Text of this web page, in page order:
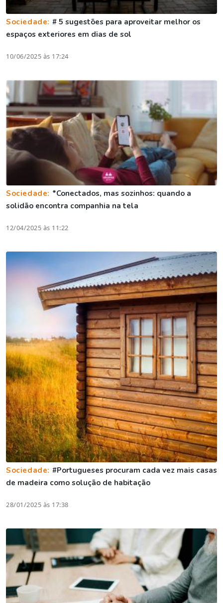
Sociedade: # 5 sugestões para aproveitar melhor os
espaços exteriores em dias de sol
10/06/2025 às 17:24
Sociedade: *Conectados, mas sozinhos: quando a
solidão encontra companhia na tela
12/04/2025 às 11:22
Sociedade: #Portugueses procuram cada vez mais casas
de madeira como solução de habitação
28/01/2025 às 17:38